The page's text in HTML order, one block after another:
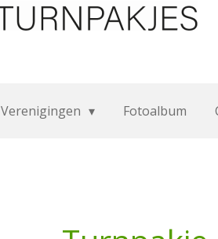
Verenigingen Fotoalbum